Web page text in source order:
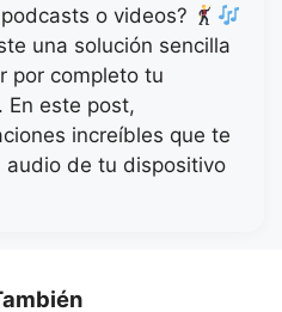
o videos?
una solución sencilla
por completo tu
En este post,
increíbles que te
audio de tu dispositivo